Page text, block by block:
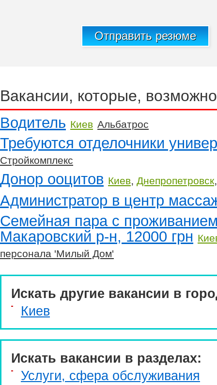
Отправить резюме
Вакансии, которые,
Водитель Киев Альбатрос
Требуются отделочники
Стройкомплекс
Донор ооцитов Киев, Днепропетровск
Администратор в центр
Семейная пара с
Макаровский р-н, 12000 грн
персонала 'Милый Дом'
Искать другие вакансии в
Киев
Искать вакансии в разделах:
Услуги, cфера обслуживания